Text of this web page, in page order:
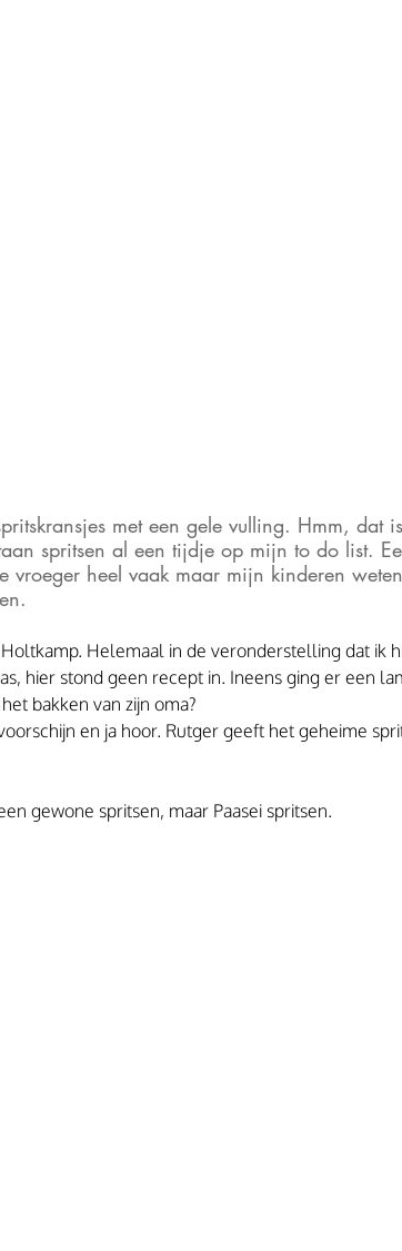
met een gele vulling. Hmm, dat
spritsen al een tijdje op mijn to do list.
vroeger heel vaak maar mijn kinderen
Helemaal in de veronderstelling dat ik
hier stond geen recept in. Ineens ging er een
bakken van zijn oma?
en ja hoor. Rutger geeft het geheime
gewone spritsen, maar Paasei spritsen.